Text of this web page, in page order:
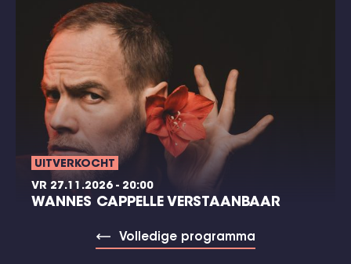
UITVERKOCHT
VR 27.11.2026 - 20:00
WANNES CAPPELLE VERSTAANBAAR
Volledige programma